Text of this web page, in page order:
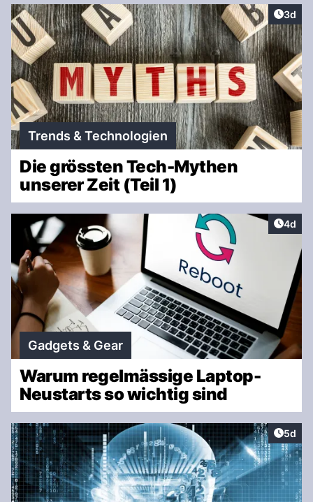
3d
Trends & Technologien
Die grössten Tech-Mythen
unserer Zeit (Teil 1)
4d
Gadgets & Gear
Warum regelmässige Laptop-
Neustarts so wichtig sind
5d